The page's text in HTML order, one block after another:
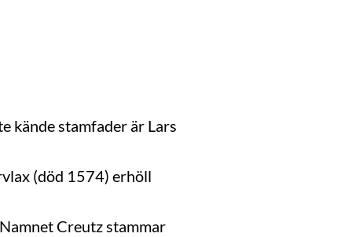
kände stamfader är Lars
(död 1574) erhöll
Creutz stammar